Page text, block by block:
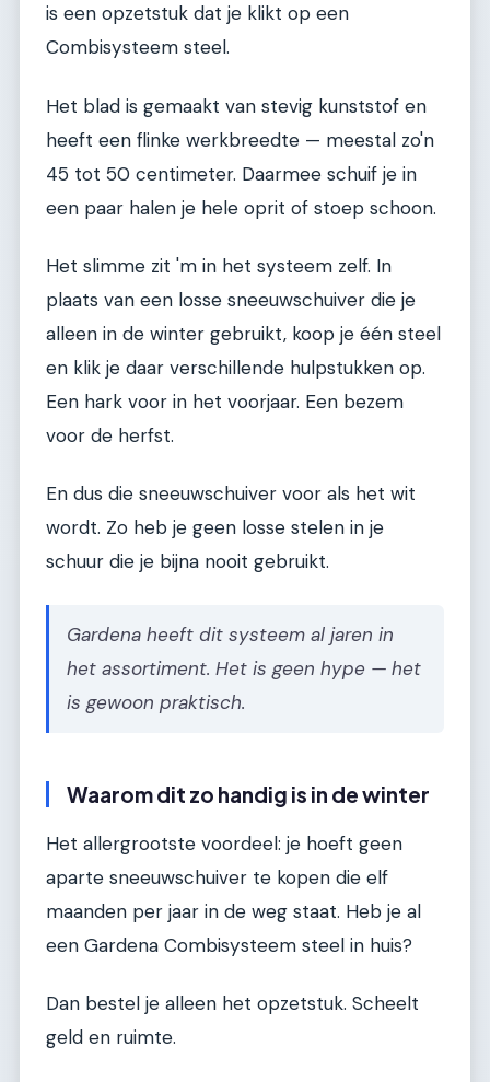
is een opzetstuk dat je klikt op een
Combisysteem steel.
Het blad is gemaakt van stevig kunststof en
heeft een flinke werkbreedte — meestal zo'n
45 tot 50 centimeter. Daarmee schuif je in
een paar halen je hele oprit of stoep schoon.
Het slimme zit 'm in het systeem zelf. In
plaats van een losse sneeuwschuiver die je
alleen in de winter gebruikt, koop je één steel
en klik je daar verschillende hulpstukken op.
Een hark voor in het voorjaar. Een bezem
voor de herfst.
En dus die sneeuwschuiver voor als het wit
wordt. Zo heb je geen losse stelen in je
schuur die je bijna nooit gebruikt.
Gardena heeft dit systeem al jaren in
het assortiment. Het is geen hype — het
is gewoon praktisch.
Waarom dit zo handig is in de winter
Het allergrootste voordeel: je hoeft geen
aparte sneeuwschuiver te kopen die elf
maanden per jaar in de weg staat. Heb je al
een Gardena Combisysteem steel in huis?
Dan bestel je alleen het opzetstuk. Scheelt
geld en ruimte.